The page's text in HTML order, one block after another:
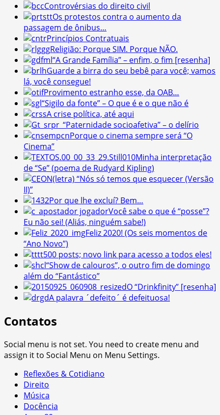
Controvérsias do direito civil
Os protestos contra o aumento da
passagem de ônibus…
Princípios Contratuais
Religião: Porque SIM. Porque NÃO.
“A Grande Família” – enfim, o fim [resenha]
Guarde a birra do seu bebê para você; vamos
lá, você consegue!
Provimento estranho esse, da OAB…
“Sigilo da fonte” – O que é e o que não é
A crise política, até aqui
“Paternidade socioafetiva” – o delírio
Porque o cinema sempre será “O
Cinema”
Minha interpretação
de “Se” (poema de Rudyard Kipling)
(letra) “Nós só temos que esquecer (Versão
II)”
Por que lhe excluí? Bem…
Você sabe o que é “posse”?
Eu não sei! (Aliás, ninguém sabe!)
Feliz 2020! (Os seis momentos de
“Ano Novo”)
500 posts; novo link para acesso a todos eles!
“Show de calouros”, o outro fim de domingo
além do “Fantástico”
O “Drinkfinity” [resenha]
A palavra ´defeito´ é defeituosa!
Contatos
Social menu is not set. You need to create menu and
assign it to Social Menu on Menu Settings.
Reflexões & Cotidiano
Direito
Música
Docência